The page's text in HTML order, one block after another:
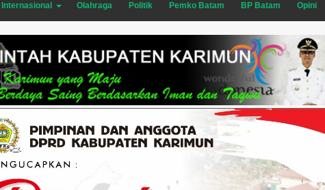
Internasional Olahraga Politik Pemko Batam BP Batam Opini